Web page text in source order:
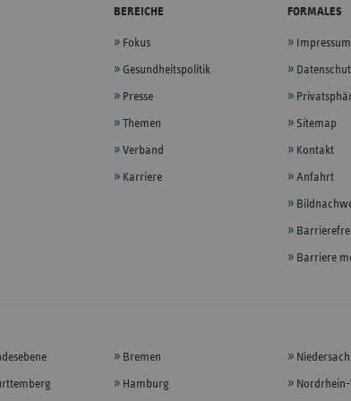
BEREICHE
Fokus
Gesundheitspolitik
Presse
Themen
Verband
Karriere
FORMALES
Impressum
Sitemap
Kontakt
Anfahrt
Barriere
Bremen
Hamburg